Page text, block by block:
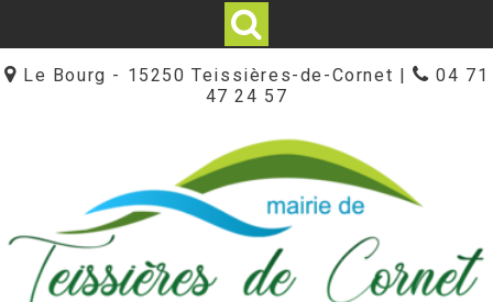
Le Bourg - 15250 Teissières-de-Cornet |
04 71
47 24 57